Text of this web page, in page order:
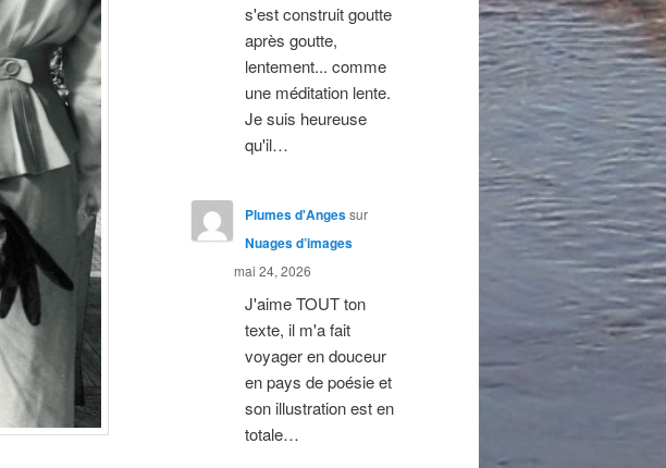
s'est construit goutte
après goutte,
lentement... comme
une méditation lente.
Je suis heureuse
qu'il…
Plumes d'Angessur
Nuages d’images
mai 24, 2026
J'aime TOUT ton
texte, il m'a fait
voyager en douceur
en pays de poésie et
son illustration est en
totale…